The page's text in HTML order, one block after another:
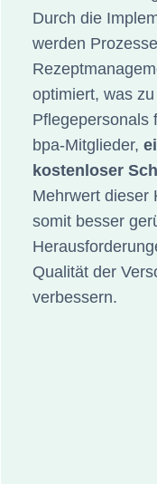
Durch die
werden
optimiert, was
Pflegepersonals
bpa-Mitglieder,
kostenloser
Mehrwert dieser
somit besser
Qualität der
verbessern.